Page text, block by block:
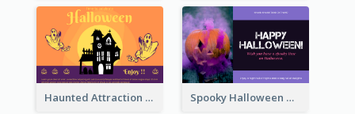
Haunted Attraction Themed Halloween Card Spooky Halloween Greeting Card